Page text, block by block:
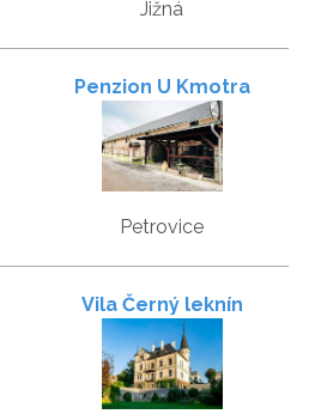
Jižná
Penzion U Kmotra
Petrovice
Vila Černý leknín